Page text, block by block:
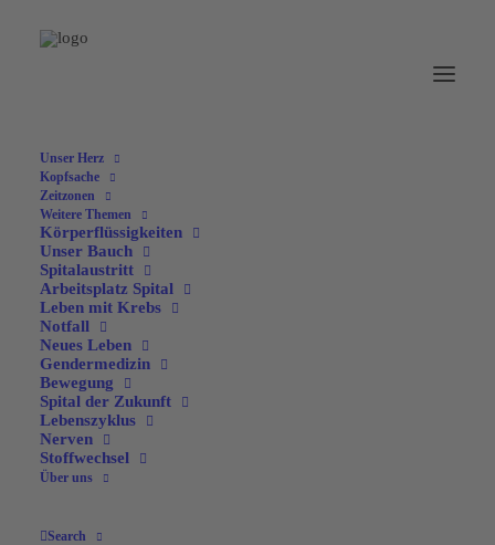
Unser Herz
Kopfsache
Zeitzonen
Weitere Themen
Körperflüssigkeiten
Unser Bauch
Spitalaustritt
Arbeitsplatz Spital
Leben mit Krebs
Notfall
Neues Leben
Gendermedizin
Bewegung
Spital der Zukunft
Lebenszyklus
Nerven
Stoffwechsel
Über uns
Search